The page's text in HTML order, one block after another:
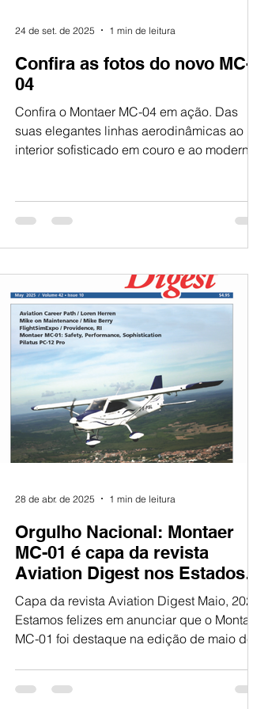
Confira as fotos do novo MC-
04
Confira o Montaer MC-04 em ação. Das
suas elegantes linhas aerodinâmicas ao
interior sofisticado em couro e ao moderno
24 de set. de 2025 1 min de leitura
Orgulho Nacional: Montaer
MC-01 é capa da revista
Aviation Digest nos Estados
Unidos, edição de Maio, 2025.
Capa da revista Aviation Digest Maio, 2025
Estamos felizes em anunciar que o Montaer
MC-01 foi destaque na edição de maio de
28 de abr. de 2025 1 min de leitura